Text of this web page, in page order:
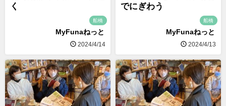
く
船橋
MyFunaねっと
2024/4/14
でにぎわう
船橋
MyFunaねっと
2024/4/13